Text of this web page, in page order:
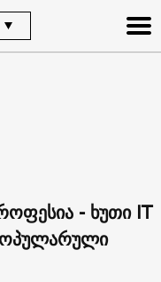
- ხუთი IT